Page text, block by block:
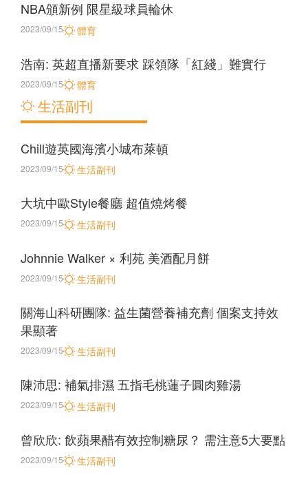
NBA頒新例 限星級球員輪休
體育
2023/09/15
浩南: 英超直播新要求 踩領隊「紅綫」難實行
體育
2023/09/15
生活副刊
Chill遊英國海濱小城布萊頓
生活副刊
2023/09/15
大坑中歐Style餐廳 超值燒烤餐
生活副刊
2023/09/15
Johnnie Walker × 利苑 美酒配月餅
生活副刊
2023/09/15
關海山科研團隊: 益生菌營養補充劑 個案支持效
果顯著
生活副刊
2023/09/15
陳沛思: 補氣排濕 五指毛桃蓮子圓肉雞湯
生活副刊
2023/09/15
曾欣欣: 飲蘋果醋有效控制糖尿？ 需注意5大要點
生活副刊
2023/09/15